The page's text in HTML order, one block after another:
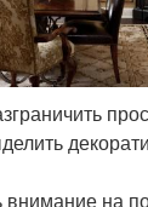
внимание на